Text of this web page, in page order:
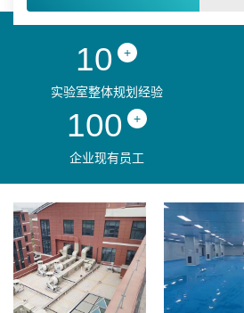
10 +
实验室整体规划经验
100 +
企业现有员工